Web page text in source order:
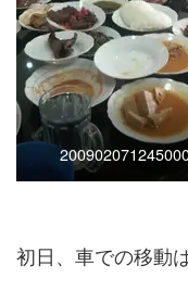
初日、車での移動